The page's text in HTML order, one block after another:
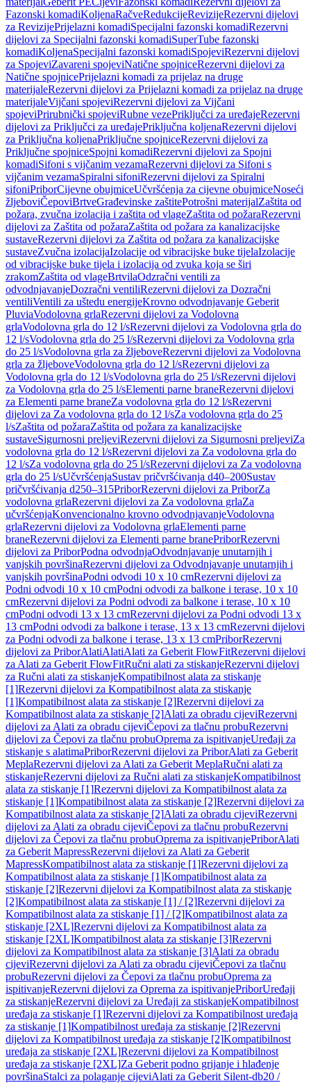
Fazonski komadiKoljenaRačveRedukcijeRevizijeRezervni dijelovi
za RevizijePrijelazni komadiSpecijalni fazonski komadiRezervni
dijelovi za Specijalni fazonski komadiSuperTube fazonski
komadiKoljenaSpecijalni fazonski komadiSpojeviRezervni dijelovi
za SpojeviZavareni spojeviNatične spojniceRezervni dijelovi za
Natične spojnicePrijelazni komadi za prijelaz na druge
materijaleRezervni dijelovi za Prijelazni komadi za prijelaz na druge
materijaleVijčani spojeviRezervni dijelovi za Vijčani
spojeviPrirubnički spojeviRubne vezePriključci za uređajeRezervni
dijelovi za Priključci za uređajePriključna koljenaRezervni dijelovi
za Priključna koljenaPriključne spojniceRezervni dijelovi za
Priključne spojniceSpojni komadiRezervni dijelovi za Spojni
komadiSifoni s vijčanim vezamaRezervni dijelovi za Sifoni s
vijčanim vezamaSpiralni sifoniRezervni dijelovi za Spiralni
sifoniPriborCijevne obujmiceUčvršćenja za cijevne obujmiceNoseći
žljeboviČepoviBrtveGrađevinske zaštitePotrošni materijalZaštita od
požara, zvučna izolacija i zaštita od vlageZaštita od požaraRezervni
dijelovi za Zaštita od požaraZaštita od požara za kanalizacijske
sustaveRezervni dijelovi za Zaštita od požara za kanalizacijske
sustaveZvučna izolacijaIzolacije od vibracijske buke tijelaIzolacije
od vibracijske buke tijela i izolacija od zvuka koja se širi
zrakomZaštita od vlageBrtvilaOdzračni ventili za
odvodnjavanjeDozračni ventiliRezervni dijelovi za Dozračni
ventiliVentili za uštedu energijeKrovno odvodnjavanje Geberit
PluviaVodolovna grlaRezervni dijelovi za Vodolovna
grlaVodolovna grla do 12 l/sRezervni dijelovi za Vodolovna grla do
12 l/sVodolovna grla do 25 l/sRezervni dijelovi za Vodolovna grla
do 25 l/sVodolovna grla za žljeboveRezervni dijelovi za Vodolovna
grla za žljeboveVodolovna grla do 12 l/sRezervni dijelovi za
Vodolovna grla do 12 l/sVodolovna grla do 25 l/sRezervni dijelovi
za Vodolovna grla do 25 l/sElementi parne braneRezervni dijelovi
za Elementi parne braneZa vodolovna grla do 12 l/sRezervni
dijelovi za Za vodolovna grla do 12 l/sZa vodolovna grla do 25
l/sZaštita od požaraZaštita od požara za kanalizacijske
sustaveSigurnosni preljeviRezervni dijelovi za Sigurnosni preljeviZa
vodolovna grla do 12 l/sRezervni dijelovi za Za vodolovna grla do
12 l/sZa vodolovna grla do 25 l/sRezervni dijelovi za Za vodolovna
grla do 25 l/sUčvršćenjaSustav pričvršćivanja d40–200Sustav
pričvršćivanja d250–315PriborRezervni dijelovi za PriborZa
vodolovna grlaRezervni dijelovi za Za vodolovna grlaZa
učvršćenjaKonvencionalno krovno odvodnjavanjeVodolovna
grlaRezervni dijelovi za Vodolovna grlaElementi parne
braneRezervni dijelovi za Elementi parne branePriborRezervni
dijelovi za PriborPodna odvodnjaOdvodnjavanje unutarnjih i
vanjskih površinaRezervni dijelovi za Odvodnjavanje unutarnjih i
vanjskih površinaPodni odvodi 10 x 10 cmRezervni dijelovi za
Podni odvodi 10 x 10 cmPodni odvodi za balkone i terase, 10 x 10
cmRezervni dijelovi za Podni odvodi za balkone i terase, 10 x 10
cmPodni odvodi 13 x 13 cmRezervni dijelovi za Podni odvodi 13 x
13 cmPodni odvodi za balkone i terase, 13 x 13 cmRezervni dijelovi
za Podni odvodi za balkone i terase, 13 x 13 cmPriborRezervni
dijelovi za PriborAlatiAlatiAlati za Geberit FlowFitRezervni dijelovi
za Alati za Geberit FlowFitRučni alati za stiskanjeRezervni dijelovi
za Ručni alati za stiskanjeKompatibilnost alata za stiskanje
[1]Rezervni dijelovi za Kompatibilnost alata za stiskanje
[1]Kompatibilnost alata za stiskanje [2]Rezervni dijelovi za
Kompatibilnost alata za stiskanje [2]Alati za obradu cijeviRezervni
dijelovi za Alati za obradu cijeviČepovi za tlačnu probuRezervni
dijelovi za Čepovi za tlačnu probuOprema za ispitivanjeUređaji za
stiskanje s alatimaPriborRezervni dijelovi za PriborAlati za Geberit
MeplaRezervni dijelovi za Alati za Geberit MeplaRučni alati za
stiskanjeRezervni dijelovi za Ručni alati za stiskanjeKompatibilnost
alata za stiskanje [1]Rezervni dijelovi za Kompatibilnost alata za
stiskanje [1]Kompatibilnost alata za stiskanje [2]Rezervni dijelovi za
Kompatibilnost alata za stiskanje [2]Alati za obradu cijeviRezervni
dijelovi za Alati za obradu cijeviČepovi za tlačnu probuRezervni
dijelovi za Čepovi za tlačnu probuOprema za ispitivanjePriborAlati
za Geberit MapressRezervni dijelovi za Alati za Geberit
MapressKompatibilnost alata za stiskanje [1]Rezervni dijelovi za
Kompatibilnost alata za stiskanje [1]Kompatibilnost alata za
stiskanje [2]Rezervni dijelovi za Kompatibilnost alata za stiskanje
[2]Kompatibilnost alata za stiskanje [1] / [2]Rezervni dijelovi za
Kompatibilnost alata za stiskanje [1] / [2]Kompatibilnost alata za
stiskanje [2XL]Rezervni dijelovi za Kompatibilnost alata za
stiskanje [2XL]Kompatibilnost alata za stiskanje [3]Rezervni
dijelovi za Kompatibilnost alata za stiskanje [3]Alati za obradu
cijeviRezervni dijelovi za Alati za obradu cijeviČepovi za tlačnu
probuRezervni dijelovi za Čepovi za tlačnu probuOprema za
ispitivanjeRezervni dijelovi za Oprema za ispitivanjePriborUređaji
za stiskanjeRezervni dijelovi za Uređaji za stiskanjeKompatibilnost
uređaja za stiskanje [1]Rezervni dijelovi za Kompatibilnost uređaja
za stiskanje [1]Kompatibilnost uređaja za stiskanje [2]Rezervni
dijelovi za Kompatibilnost uređaja za stiskanje [2]Kompatibilnost
uređaja za stiskanje [2XL]Rezervni dijelovi za Kompatibilnost
uređaja za stiskanje [2XL]Za Geberit podno grijanje i hlađenje
površinaStalci za polaganje cijeviAlati za Geberit Silent-db20 /